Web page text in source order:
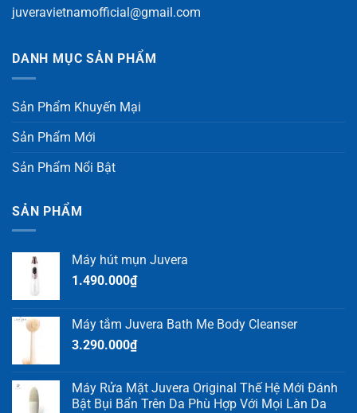
juveravietnamofficial@gmail.com
DANH MỤC SẢN PHẨM
Sản Phẩm Khuyến Mại
Sản Phẩm Mới
Sản Phẩm Nổi Bật
SẢN PHẨM
Máy hút mụn Juvera
1.490.000₫
Máy tắm Juvera Bath Me Body Cleanser
3.290.000₫
Máy Rửa Mặt Juvera Original Thế Hệ Mới Đánh
Bật Bụi Bẩn Trên Da Phù Hợp Với Mọi Làn Da